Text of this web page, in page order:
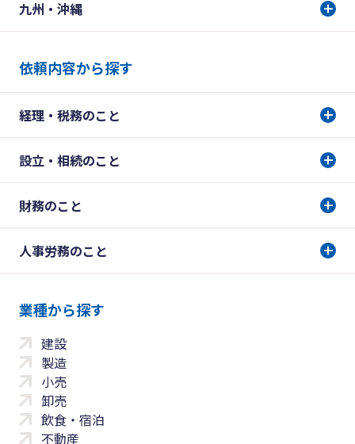
九州・沖縄
依頼内容から探す
経理・税務のこと
設立・相続のこと
財務のこと
人事労務のこと
業種から探す
建設
製造
小売
卸売
飲食・宿泊
不動産